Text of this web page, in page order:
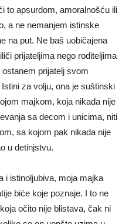
to apsurdom, amoralnošću ili
a ne nemanjem istinske
na put. Ne baš uobičajena
prijateljima nego roditeljima
prijatelj svom
za volju, ona je suštinski
majkom, koja nikada nije
sa decom i unicima, niti
sa kojom pak nikada nije
u detinjstvu.
i istinoljubiva, moja majka
biće koje poznaje. I to ne
očito nije blistava, čak ni